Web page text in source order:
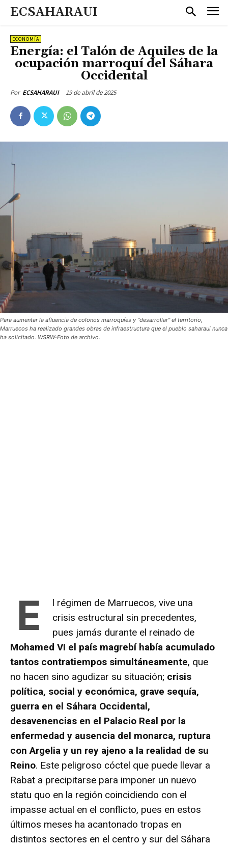
ECSAHARAUI
ECONOMÍA
Energía: el Talón de Aquiles de la
ocupación marroquí del Sáhara
Occidental
Por ECSAHARAUI 19 de abril de 2025
Para aumentar la afluencia de colonos marroquíes y "desarrollar" el territorio,
Marruecos ha realizado grandes obras de infraestructura que el pueblo saharaui nunca
ha solicitado. WSRW-Foto de archivo.
E
l régimen de Marruecos, vive una
crisis estructural sin precedentes,
pues jamás durante el reinado de
Mohamed VI el país magrebí había acumulado
tantos contratiempos simultáneamente, que
no hacen sino agudizar su situación; crisis
política, social y económica, grave sequía,
guerra en el Sáhara Occidental,
desavenencias en el Palacio Real por la
enfermedad y ausencia del monarca, ruptura
con Argelia y un rey ajeno a la realidad de su
Reino. Este peligroso cóctel que puede llevar a
Rabat a precipitarse para imponer un nuevo
statu quo en la región coincidiendo con el
impasse actual en el conflicto, pues en estos
últimos meses ha acantonado tropas en
distintos sectores en el centro y sur del Sáhara